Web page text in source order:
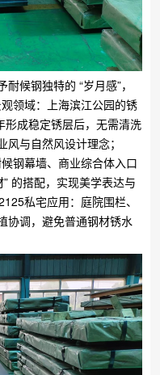
候钢独特的 “岁月感”，
领域：上海滨江公园的锈
成稳定锈层后，无需清洗
风与自然风设计理念；​
钢幕墙、商业综合体入口
的搭配，实现美学表达与
私宅应用：庭院围栏、
协调，避免普通钢材锈水